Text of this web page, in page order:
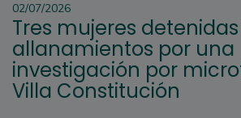
02/07/2026
Tres mujeres
allanamientos por una
investigación por
Villa Constitución